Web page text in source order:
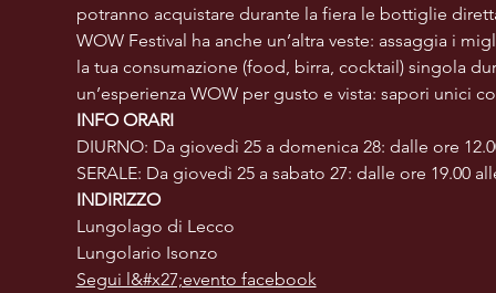
potranno acquistare durante la fiera le bottiglie
WOW Festival ha anche un’altra veste: assaggia i
la tua consumazione (food, birra, cocktail) singola
un’esperienza WOW per gusto e vista: sapori unici
INFO ORARI
DIURNO: Da giovedì 25 a domenica 28: dalle ore
SERALE: Da giovedì 25 a sabato 27: dalle ore 19.00
INDIRIZZO
Lungolago di Lecco
Lungolario Isonzo
Segui l&#x27;evento facebook